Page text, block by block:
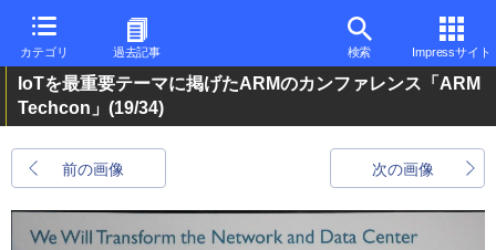
カテゴリ 過去記事 検索 Impressサイト
IoTを最重要テーマに掲げたARMのカンファレンス「ARM
Techcon」 (19/34)
前の画像 次の画像